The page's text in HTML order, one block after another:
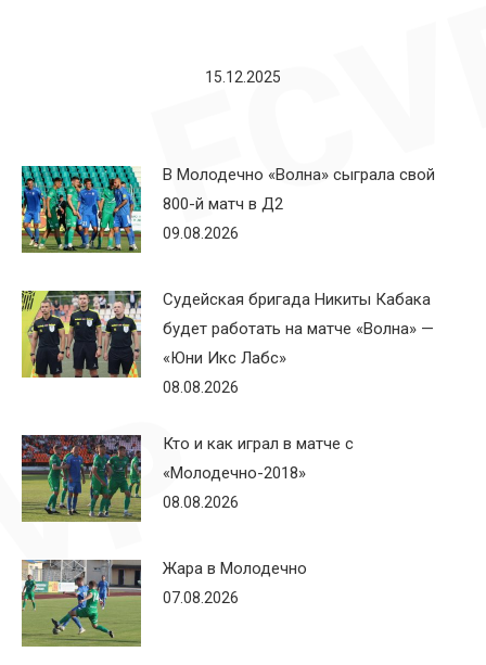
15.12.2025
В Молодечно «Волна» сыграла свой
800-й матч в Д2
09.08.2026
Судейская бригада Никиты Кабака
будет работать на матче «Волна» —
«Юни Икс Лабс»
08.08.2026
Кто и как играл в матче с
«Молодечно-2018»
08.08.2026
Жара в Молодечно
07.08.2026